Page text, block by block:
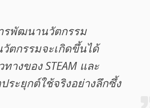
รพัฒนานวัตกรรม
ตกรรมจะเกิดขึ้นได้
างของ STEAM และ
ระยุกต์ใช้จริงอย่างลึกซึ้ง